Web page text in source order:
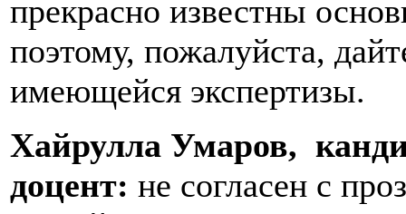
прекрасно известны
поэтому, пожалуйста,
имеющейся экспертизы.
Хайрулла Умаров,
доцент: не согласен с